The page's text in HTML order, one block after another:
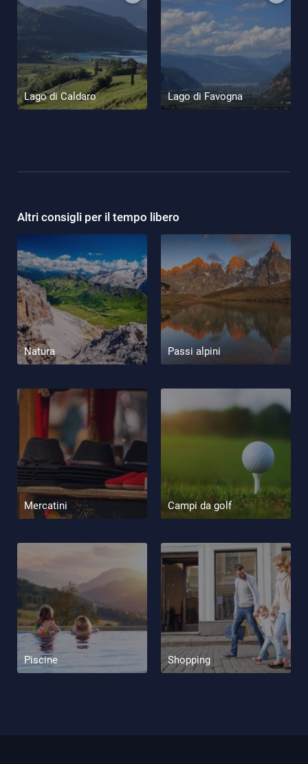
Lago di Caldaro Lago di Favogna
Altri consigli per il tempo libero
Natura Passi alpini
Mercatini Campi da golf
Piscine Shopping